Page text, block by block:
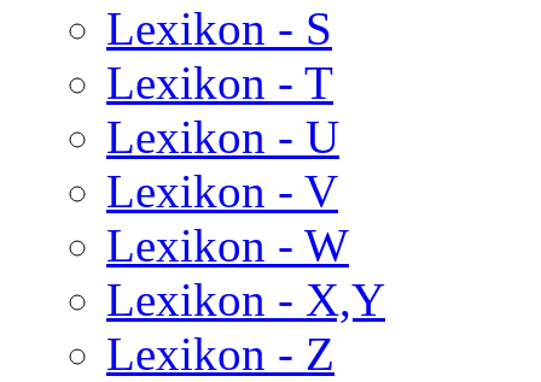
Lexikon - S
Lexikon - T
Lexikon - U
Lexikon - V
Lexikon - W
Lexikon - X,Y
Lexikon - Z